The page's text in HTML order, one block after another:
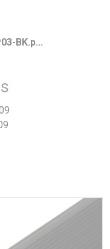
RCP pour barre de
aucun perçage
BK.p...